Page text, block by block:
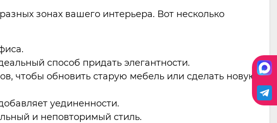
зонах вашего интерьера. Вот несколько
способ придать элегантности.
чтобы обновить старую мебель или сделать новую
уединенности.
и неповторимый стиль.